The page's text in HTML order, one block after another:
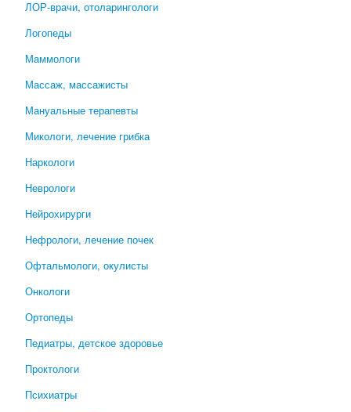
ЛОР-врачи, отоларингологи
Логопеды
Маммологи
Массаж, массажисты
Мануальные терапевты
Микологи, лечение грибка
Наркологи
Неврологи
Нейрохирурги
Нефрологи, лечение почек
Офтальмологи, окулисты
Онкологи
Ортопеды
Педиатры, детское здоровье
Проктологи
Психиатры